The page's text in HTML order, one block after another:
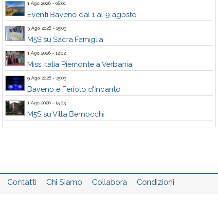
1 Ago 2026 - 08:01
Eventi Baveno dal 1 al 9 agosto
3 Ago 2026 - 15:03
M5S su Sacra Famiglia
1 Ago 2026 - 12:02
Miss Italia Piemonte a Verbania
9 Ago 2026 - 15:03
Baveno e Feriolo d'Incanto
1 Ago 2026 - 15:03
M5S su Villa Bernocchi
Contatti Chi Siamo Collabora
Condizioni